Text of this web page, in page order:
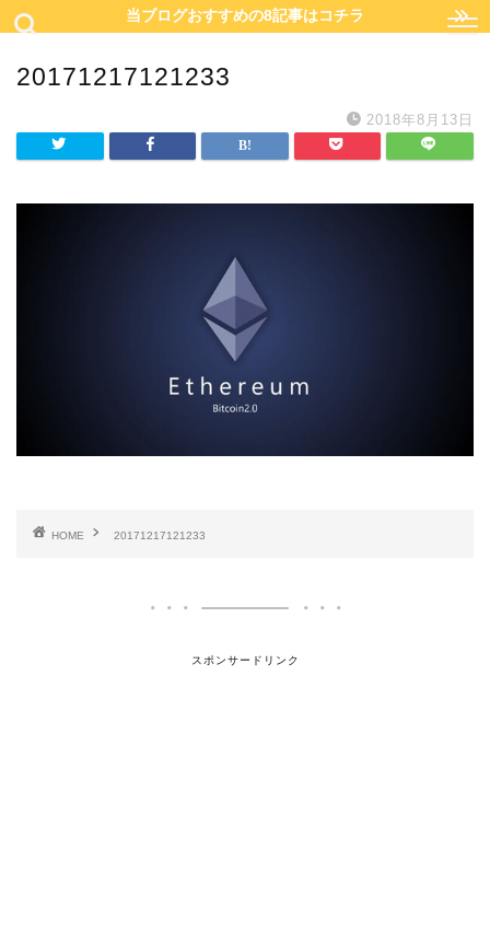
当ブログおすすめの8記事はコチラ
20171217121233
2018年8月13日
HOME 20171217121233
スポンサードリンク